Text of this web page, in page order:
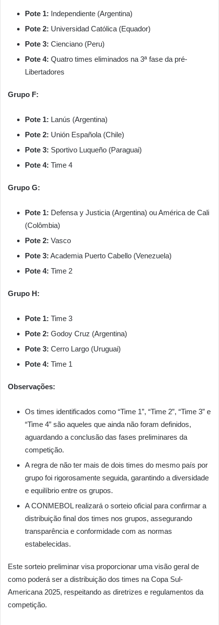
Pote 1: Independiente (Argentina)
Pote 2: Universidad Católica (Equador)
Pote 3: Cienciano (Peru)
Pote 4: Quatro times eliminados na 3ª fase da pré-
Libertadores
Grupo F:
Pote 1: Lanús (Argentina)
Pote 2: Unión Española (Chile)
Pote 3: Sportivo Luqueño (Paraguai)
Pote 4: Time 4
Grupo G:
Pote 1: Defensa y Justicia (Argentina) ou América de Cali
(Colômbia)
Pote 2: Vasco
Pote 3: Academia Puerto Cabello (Venezuela)
Pote 4: Time 2
Grupo H:
Pote 1: Time 3
Pote 2: Godoy Cruz (Argentina)
Pote 3: Cerro Largo (Uruguai)
Pote 4: Time 1
Observações:
Os times identificados como “Time 1”, “Time 2”, “Time 3” e
“Time 4” são aqueles que ainda não foram definidos,
aguardando a conclusão das fases preliminares da
competição.
A regra de não ter mais de dois times do mesmo país por
grupo foi rigorosamente seguida, garantindo a diversidade
e equilíbrio entre os grupos.
A CONMEBOL realizará o sorteio oficial para confirmar a
distribuição final dos times nos grupos, assegurando
transparência e conformidade com as normas
estabelecidas.
Este sorteio preliminar visa proporcionar uma visão geral de
como poderá ser a distribuição dos times na Copa Sul-
Americana 2025, respeitando as diretrizes e regulamentos da
competição.